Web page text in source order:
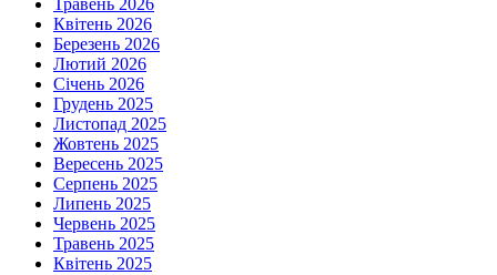
Травень 2026
Квітень 2026
Березень 2026
Лютий 2026
Січень 2026
Грудень 2025
Листопад 2025
Жовтень 2025
Вересень 2025
Серпень 2025
Липень 2025
Червень 2025
Травень 2025
Квітень 2025